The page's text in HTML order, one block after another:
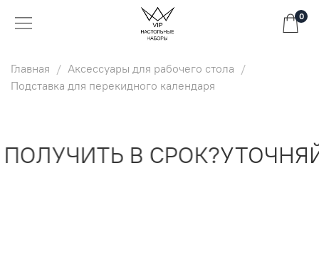
0
Главная
Аксессуары для рабочего стола
Подставка для перекидного календаря
В СРОК?